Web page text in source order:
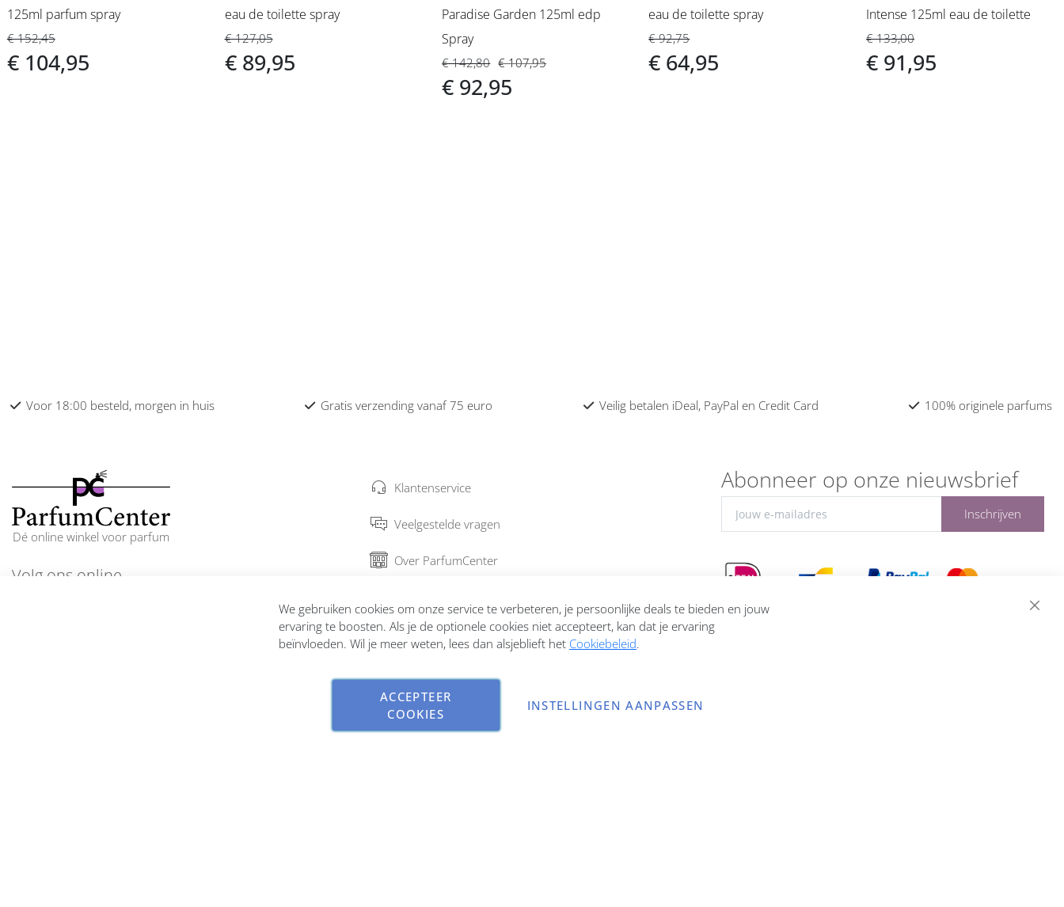
125ml parfum spray
€ 152,45
€ 104,95
eau de toilette spray
€ 127,05
€ 89,95
Paradise Garden 125ml edp
Spray
€ 142,80
€ 92,95
€ 107,95
eau de toilette spray
€ 92,75
€ 64,95
Intense 125ml eau de toilette
€ 133,00
€ 91,95
Voor 18:00 besteld, morgen in huis Gratis verzending vanaf 75 euro Veilig betalen iDeal, PayPal en Credit Card 100% originele parfums
Dé online winkel voor parfum
Volg ons online
Klantenservice
Veelgestelde vragen
Over ParfumCenter
Garantie en retourneren
Abonneer op onze nieuwsbrief
Inschrijven
Copyright © 2026 ParfumCenter.nl. All rights reserved.
We gebruiken cookies om onze service te verbeteren, je persoonlijke deals te bieden en jouw
ervaring te boosten. Als je de optionele cookies niet accepteert, kan dat je ervaring
beïnvloeden. Wil je meer weten, lees dan alsjeblieft het Cookiebeleid.
ACCEPTEER
COOKIES
INSTELLINGEN AANPASSEN